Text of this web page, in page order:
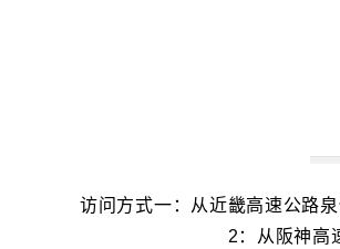
访问方式一：从近畿高速公路
2：从阪神高速湾岸线泉